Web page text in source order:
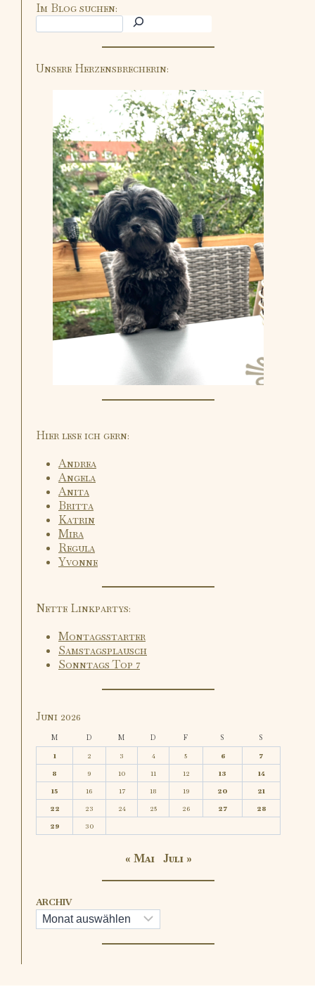
Im Blog suchen:
Unsere Herzensbrecherin:
Hier lese ich gern:
Andrea
Angela
Anita
Britta
Katrin
Mira
Regula
Yvonne
Nette Linkpartys:
Montagsstarter
Samstagsplausch
Sonntags Top 7
Juni 2026
M D M D F S S
1 2 3 4 5 6
7
8
9 10 11 12 13
14
15
16 17 18 19 20
21
22
23 24 25 26 27
28
29
30
« Mai Juli »
ARCHIV